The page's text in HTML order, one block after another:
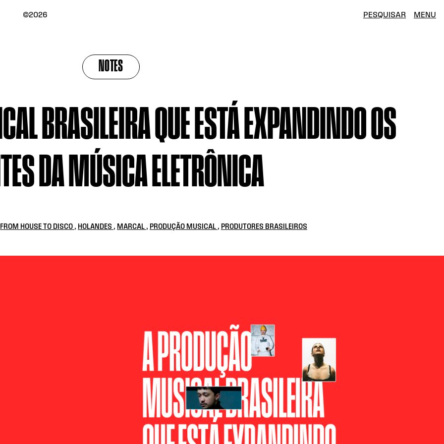
©2026 PESQUISAR MENU
NOTES
BRASILEIRA QUE ESTÁ EXPANDINDO OS
DA MÚSICA ELETRÔNICA
FROM HOUSE TO DISCO , HOLANDES , MARCAL , PRODUÇÃO MUSICAL , PRODUTORES BRASILEIROS